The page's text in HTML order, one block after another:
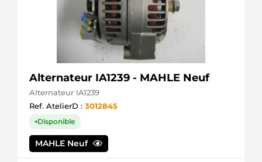
Alternateur IA1239 - MAHLE Neuf
Alternateur IA1239
Ref. AtelierD : 3012845
Disponible
MAHLE Neuf